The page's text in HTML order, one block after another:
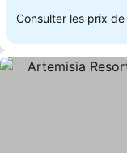
Consulter les prix de